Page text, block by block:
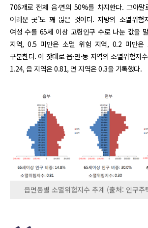
706개로 전체 읍·면의 50%를 차지한다. 그야말
어려운 곳’도 꽤 많은 것이다. 지방의 소멸위험
여성 수를 65세 이상 고령인구 수로 나눈 값을
지역, 0.5 미만은 소멸 위험 지역, 0.2 미만은
구분한다. 이 잣대로 읍·면·동 지역의 소멸위험지
1.24, 읍 지역은 0.81, 면 지역은 0.3을 기록했다.
읍면동별 소멸위험지수 추계 (출처: 인구주